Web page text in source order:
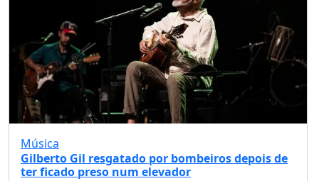
Música
Gilberto Gil resgatado por bombeiros depois de
ter ficado preso num elevador